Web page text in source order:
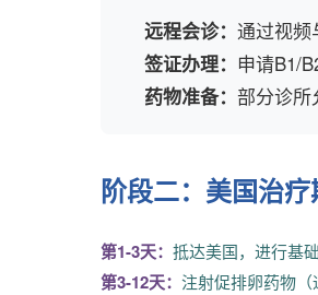
远程会诊： 通过视频
签证办理： 申请B1/
药物准备： 部分诊所
阶段二：美国治疗
第1-3天： 抵达美国，进行基
第3-12天： 注射促排卵药物（